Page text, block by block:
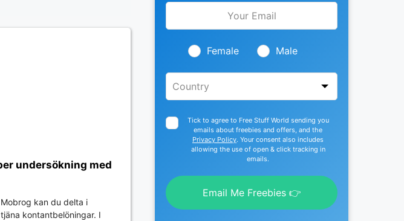
undersökning med
kan du delta i
kontantbelöningar. I
Leave
blank
Female Male
Tick to agree to Free Stuff World sending you
emails about freebies and offers, and the
Privacy Policy. Your consent also includes
allowing the use of open & click tracking in
emails.
Email Me Freebies 👉